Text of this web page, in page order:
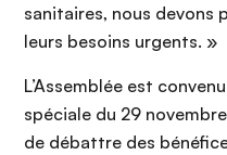
sanitaires, nous devons
leurs besoins urgents. »
L’Assemblée est
spéciale du 29
de débattre des